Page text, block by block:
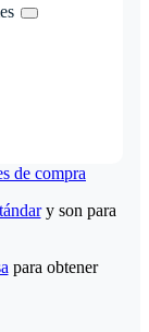
de compra
y son para
para obtener